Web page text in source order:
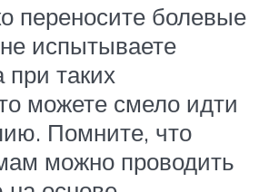
переносите болевые
испытываете
таких
можете смело идти
Помните, что
можно проводить